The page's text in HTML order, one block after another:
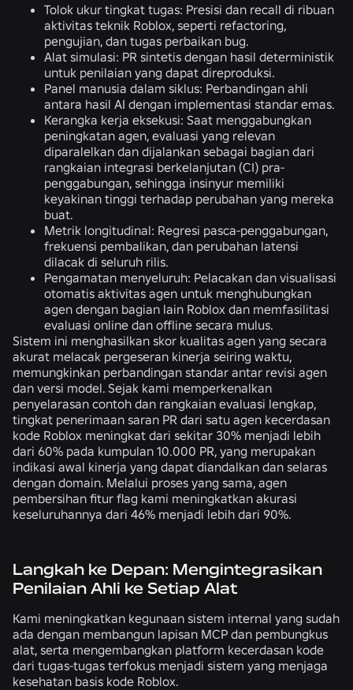
Tolok ukur tingkat tugas: Presisi dan recall di ribuan
aktivitas teknik Roblox, seperti refactoring,
pengujian, dan tugas perbaikan bug.
Alat simulasi: PR sintetis dengan hasil deterministik
untuk penilaian yang dapat direproduksi.
Panel manusia dalam siklus: Perbandingan ahli
antara hasil AI dengan implementasi standar emas.
Kerangka kerja eksekusi: Saat menggabungkan
peningkatan agen, evaluasi yang relevan
diparalelkan dan dijalankan sebagai bagian dari
rangkaian integrasi berkelanjutan (CI) pra-
penggabungan, sehingga insinyur memiliki
keyakinan tinggi terhadap perubahan yang mereka
buat.
Metrik longitudinal: Regresi pasca-penggabungan,
frekuensi pembalikan, dan perubahan latensi
dilacak di seluruh rilis.
Pengamatan menyeluruh: Pelacakan dan visualisasi
otomatis aktivitas agen untuk menghubungkan
agen dengan bagian lain Roblox dan memfasilitasi
evaluasi online dan offline secara mulus.
Sistem ini menghasilkan skor kualitas agen yang secara
akurat melacak pergeseran kinerja seiring waktu,
memungkinkan perbandingan standar antar revisi agen
dan versi model. Sejak kami memperkenalkan
penyelarasan contoh dan rangkaian evaluasi lengkap,
tingkat penerimaan saran PR dari satu agen kecerdasan
kode Roblox meningkat dari sekitar 30% menjadi lebih
dari 60% pada kumpulan 10.000 PR, yang merupakan
indikasi awal kinerja yang dapat diandalkan dan selaras
dengan domain. Melalui proses yang sama, agen
pembersihan fitur flag kami meningkatkan akurasi
keseluruhannya dari 46% menjadi lebih dari 90%.
Langkah ke Depan: Mengintegrasikan
Penilaian Ahli ke Setiap Alat
Kami meningkatkan kegunaan sistem internal yang sudah
ada dengan membangun lapisan MCP dan pembungkus
alat, serta mengembangkan platform kecerdasan kode
dari tugas-tugas terfokus menjadi sistem yang menjaga
kesehatan basis kode Roblox.